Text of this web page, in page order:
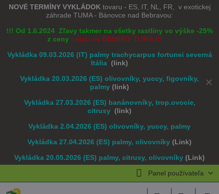
✕
NOVÉ TERMÍNY VYKLÁDOK tovaru - ES, IT, NL, FR, v exotickej
záhrade TUMA - Bánovce nad Bebravou:
!!! Od 1.6.2024 Zľavy takmer na všetky rastliny vo výške -25%
z ceny - viac viz BENEFIT TUMA !!!
Vykládka 09.03.2026 (IT) palmy trachycarpus fortunei severná
Itália (link)
Vykládka 20.03.2026 (ES) olivovníky, yuccy, figovníky,
palmy (link)
Vykládka 27.03.2026 (ES) banánovníky, trop.ovocie,
citrusy (link)
Vykládka 2.04.2026 (ES) olivovníky, yuccy, palmy
Vykládka 27.04.2026 (ES) palmy, olivovníky (Link)
Vykládka 20.05.2026 (ES) palmy, citrusy, olivovníky (Link)
Panel používateľa